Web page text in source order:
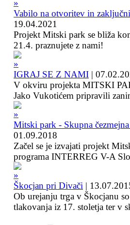
Vabilo na otvoritev in
19.04.2021
Projekt Mitski park se bliža
21.4. praznujete z nami!
IGRAJ SE Z NAMI |
V okviru projekta MITSKI
Jako Vukotićem pripravili
Mitski park - Skupna
01.09.2018
Začel se je izvajati projekt
programa INTERREG V-A
Škocjan pri Divači |
Ob urejanju trga v Škocjanu
tlakovanja iz 17. stoletja ter v